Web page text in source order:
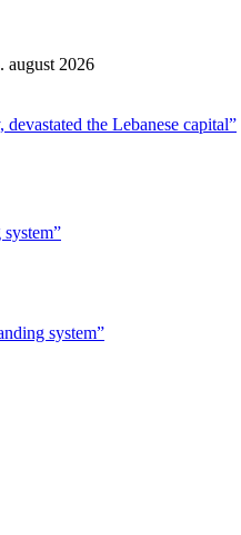
august 2026
the Lebanese capital”
system”